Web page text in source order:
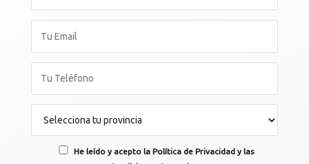
He leído y acepto la Política de Privacidad y las